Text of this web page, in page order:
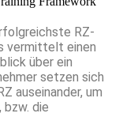
RZ-
vermittelt einen
über ein
setzen sich
auseinander, um
bzw. die